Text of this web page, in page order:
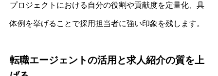
プロジェクトにおける自分の役割や貢献度を定量化、具
体例を挙げることで採用担当者に強い印象を残します。
転職エージェントの活用と求人紹介の質を上